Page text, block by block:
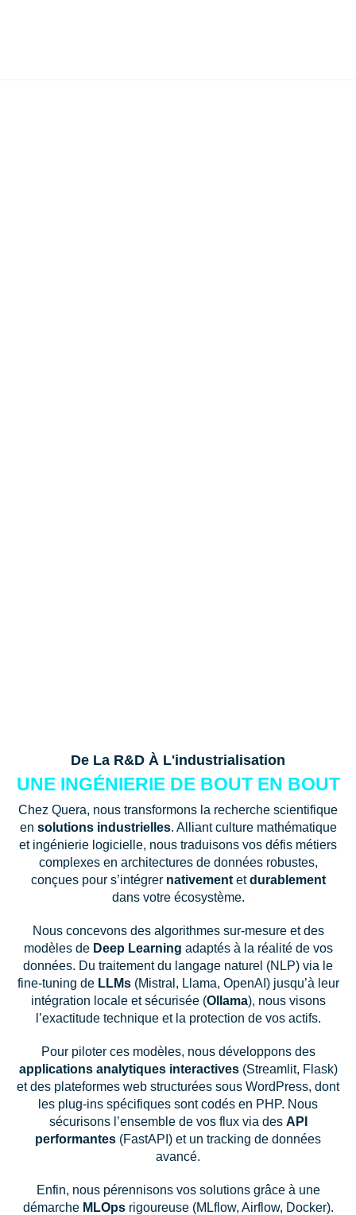
De La R&D À L'industrialisation​
UNE INGÉNIERIE DE BOUT EN BOUT
Chez Quera, nous transformons la recherche scientifique
en solutions industrielles. Alliant culture mathématique
et ingénierie logicielle, nous traduisons vos défis métiers
complexes en architectures de données robustes,
conçues pour s’intégrer nativementetdurablement
dans votre écosystème.
Nous concevons des algorithmes sur-mesure et des
modèles de Deep Learning adaptés à la réalité de vos
données. Du traitement du langage naturel (NLP) via le
fine-tuning de LLMs(Mistral, Llama, OpenAI) jusqu’à leur
intégration locale et sécurisée (Ollama), nous visons
l’exactitude technique et la protection de vos actifs.
Pour piloter ces modèles, nous développons des
applications analytiques interactives(Streamlit, Flask)
et des plateformes web structurées sous WordPress, dont
les plug-ins spécifiques sont codés en PHP. Nous
sécurisons l’ensemble de vos flux via des API
performantes (FastAPI) et un tracking de données
avancé.
Enfin, nous pérennisons vos solutions grâce à une
démarche MLOpsrigoureuse (MLflow, Airflow, Docker).